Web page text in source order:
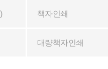
책자인쇄
대량책자인쇄